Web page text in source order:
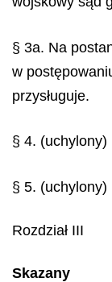
§ 3a. Na
w
przysługuje.
§ 4. (uchylony)
§ 5. (uchylony)
Rozdział III
Skazany